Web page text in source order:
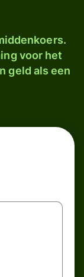
voor het
geld als een